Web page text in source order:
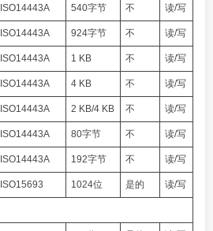
ISO14443A 540字节 不 读/写
ISO14443A 924字节 不 读/写
ISO14443A 1 KB 不 读/写
ISO14443A 4 KB 不 读/写
ISO14443A 2 KB/4 KB 不 读/写
ISO14443A 80字节 不 读/写
ISO14443A 192字节 不 读/写
ISO15693 1024位 是的 读/写